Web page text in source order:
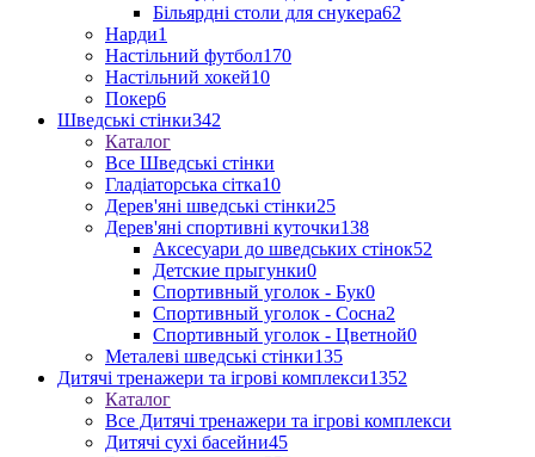
Більярдні столи для снукера62
Нарди1
Настільний футбол170
Настільний хокей10
Покер6
Шведські стінки342
Каталог
Все Шведські стінки
Гладіаторська сітка10
Дерев'яні шведські стінки25
Дерев'яні спортивні куточки138
Аксесуари до шведських стінок52
Детские прыгунки0
Спортивный уголок - Бук0
Спортивный уголок - Сосна2
Спортивный уголок - Цветной0
Металеві шведські стінки135
Дитячі тренажери та ігрові комплекси1352
Каталог
Все Дитячі тренажери та ігрові комплекси
Дитячі сухі басейни45